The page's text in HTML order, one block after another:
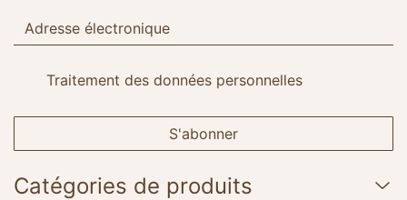
Traitement des données personnelles
S'abonner
Catégories de produits